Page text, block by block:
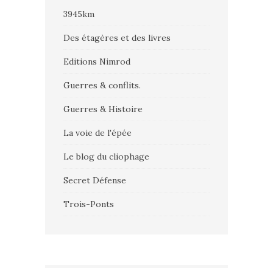
3945km
Des étagères et des livres
Editions Nimrod
Guerres & conflits.
Guerres & Histoire
La voie de l'épée
Le blog du cliophage
Secret Défense
Trois-Ponts